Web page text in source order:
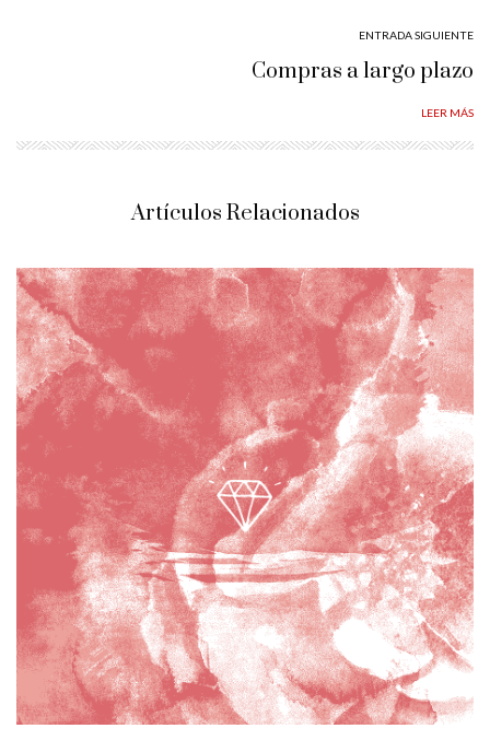
ENTRADA SIGUIENTE
Compras a largo plazo
LEER MÁS
Artículos Relacionados